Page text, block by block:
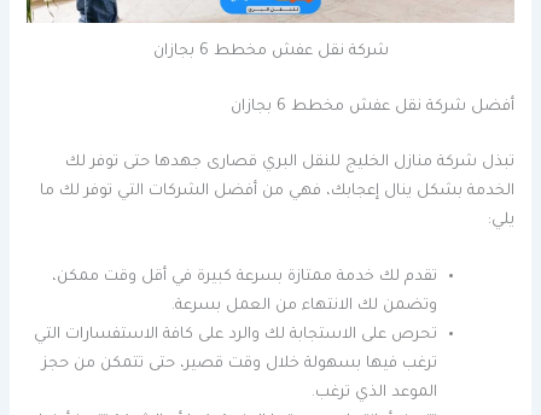
شركة نقل عفش مخطط 6 بجازان
أفضل شركة نقل عفش مخطط 6 بجازان
تبذل شركة منازل الخليج للنقل البري قصارى جهدها حتى توفر لك
الخدمة بشكل ينال إعجابك، فهي من أفضل الشركات التي توفر لك ما
يلي:
تقدم لك خدمة ممتازة بسرعة كبيرة في أقل وقت ممكن،
وتضمن لك الانتهاء من العمل بسرعة.
تحرص على الاستجابة لك والرد على كافة الاستفسارات التي
ترغب فيها بسهولة خلال وقت قصير، حتى تتمكن من حجز
الموعد الذي ترغب.